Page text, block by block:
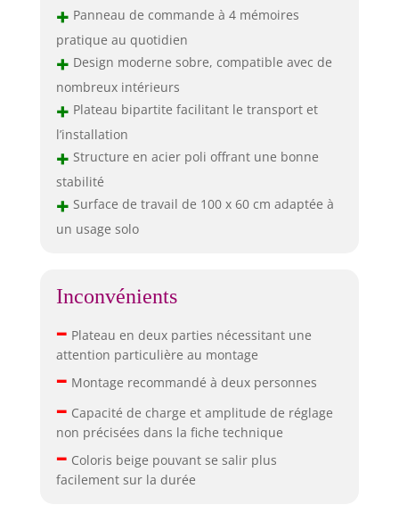
+ Panneau de commande à 4 mémoires
pratique au quotidien
+ Design moderne sobre, compatible avec de
nombreux intérieurs
+ Plateau bipartite facilitant le transport et
l’installation
+ Structure en acier poli offrant une bonne
stabilité
+ Surface de travail de 100 x 60 cm adaptée à
un usage solo
Inconvénients
– Plateau en deux parties nécessitant une
attention particulière au montage
– Montage recommandé à deux personnes
– Capacité de charge et amplitude de réglage
non précisées dans la fiche technique
– Coloris beige pouvant se salir plus
facilement sur la durée